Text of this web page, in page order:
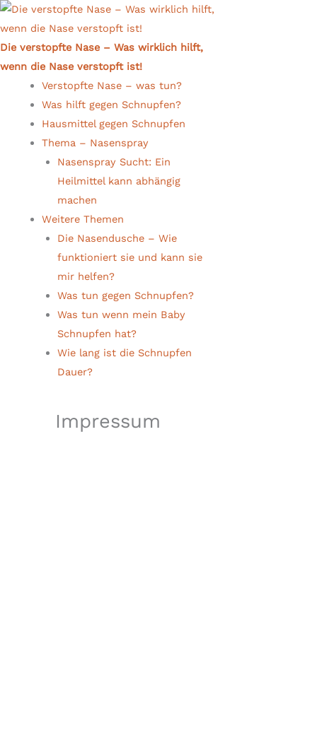
Die verstopfte Nase – Was wirklich hilft,
wenn die Nase verstopft ist!
Verstopfte Nase – was tun?
Was hilft gegen Schnupfen?
Hausmittel gegen Schnupfen
Thema – Nasenspray
Nasenspray Sucht: Ein
Heilmittel kann abhängig
machen
Weitere Themen
Die Nasendusche – Wie
funktioniert sie und kann sie
mir helfen?
Was tun gegen Schnupfen?
Was tun wenn mein Baby
Schnupfen hat?
Wie lang ist die Schnupfen
Dauer?
Impressum